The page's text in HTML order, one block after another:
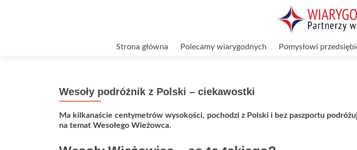
Strona główna Polecamy wiarygodnych Pomysłowi
Wesoły podróżnik z Polski – ciekawostki
Ma kilkanaście centymetrów wysokości, pochodzi z Polski i bez paszportu
na temat Wesołego Wieżowca.